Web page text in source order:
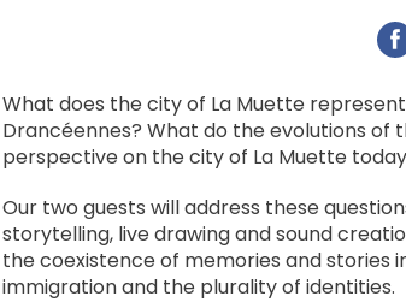
What does the city of La Muette
Drancéennes? What do the evolutions of
perspective on the city of La Muette
Our two guests will address these
storytelling, live drawing and sound
the coexistence of memories and
immigration and the plurality of identities.